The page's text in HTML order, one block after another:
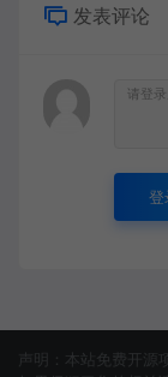
发表评论
登
声明：本站免费开源